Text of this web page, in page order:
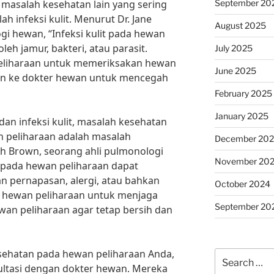
kesehatan lain yang sering
infeksi kulit. Menurut Dr. Jane
hewan, “Infeksi kulit pada hewan
jamur, bakteri, atau parasit.
untuk memeriksakan hewan
ke dokter hewan untuk mencegah
infeksi kulit, masalah kesehatan
peliharaan adalah masalah
Brown, seorang ahli pulmonologi
hewan peliharaan dapat
pernapasan, alergi, atau bahkan
peliharaan untuk menjaga
peliharaan agar tetap bersih dan
pada hewan peliharaan Anda,
dengan dokter hewan. Mereka
September
August 2025
July 2025
June 2025
February 2025
January 2025
December
November
October 2024
September
for: